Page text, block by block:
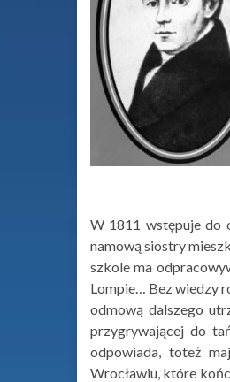
W 1811 wstępuje do
namową siostry
szkole ma
Lompie… Bez wiedzy
odmową dalszego
przygrywającej do
odpowiada, toteż
Wrocławiu, które